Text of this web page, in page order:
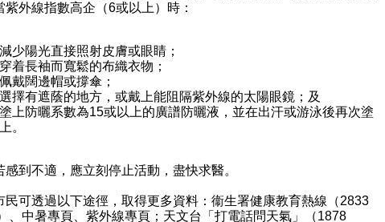
紫外線指數高企（6或以上）時：
減少陽光直接照射皮膚或眼睛；
穿着長袖而寬鬆的布織衣物；
佩戴闊邊帽或撐傘；
選擇有遮蔭的地方，或戴上能阻隔紫外線的太陽眼鏡；及
塗上防曬系數為15或以上的廣譜防曬液，並在出汗或游泳後再次塗
上。
不適，應立刻停止活動，盡快求醫。
透過以下途徑，取得更多資料：衞生署健康教育熱線（2833
、 中暑專頁 紫外線專頁 ；天文台「打電話問天氣」（1878